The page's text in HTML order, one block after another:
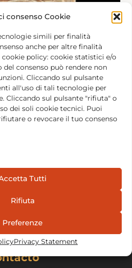
consenso Cookie
simili per finalità
anche per altre finalità
policy: cookie statistici e/o
consenso può rendere non
Cliccando sul pulsante
all'uso di tali tecnologie per
Cliccando sul pulsante "rifiuta" o
dei soli cookie tecnici. Puoi
o revocare il tuo consenso
Tutti
Rifiuta
Preferenze
Privacy Statement
Articoli
di Pirandello
2017 byEugenio
Barba Varley para promover
con las causas y los
nuestra vida en el Odin